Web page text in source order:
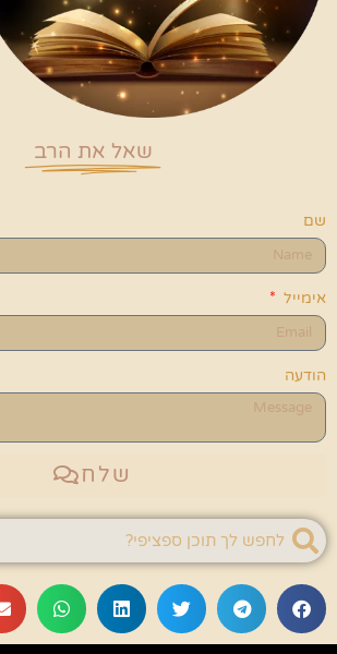
שאל את הרב
שם
אימייל
הודעה
שלח